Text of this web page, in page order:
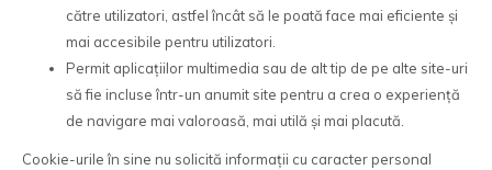
către utilizatori, astfel încât să le poată face mai eficiente și
mai accesibile pentru utilizatori.
Permit aplicațiilor multimedia sau de alt tip de pe alte site-uri
să fie incluse într-un anumit site pentru a crea o experiență
de navigare mai valoroasă, mai utilă și mai placută.
Cookie-urile în sine nu solicită informații cu caracter personal